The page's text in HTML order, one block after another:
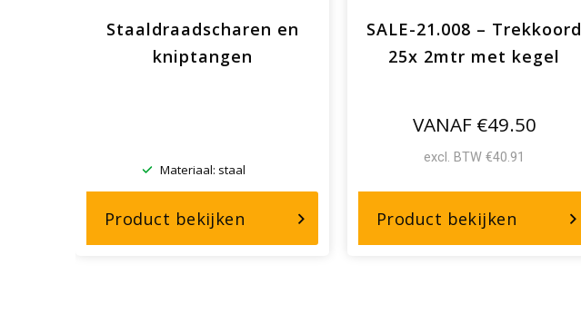
Staaldraadscharen en
kniptangen
Materiaal: staal
Product bekijken
Staaldraadscharen
SALE-21.008 – Trekkoord
25x 2mtr met kegel
VANAF €49.50
excl. BTW €40.91
Product bekijken
SALE-